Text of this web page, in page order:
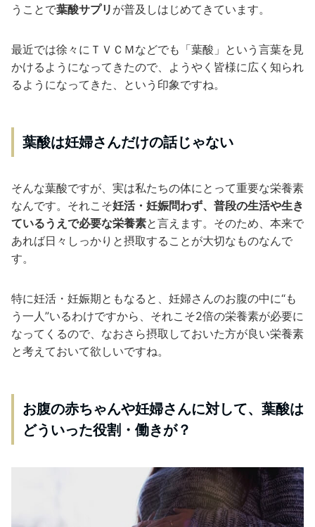
うことで葉酸サプリ が普及しはじめてきています。
最近では徐々にＴＶＣＭなどでも「葉酸」という言葉を見
かけるようになってきたので、ようやく皆様に広く知られ
るようになってきた、という印象ですね。
葉酸は妊婦さんだけの話じゃない
そんな葉酸ですが、実は私たちの体にとって重要な栄養素
なんです。それこそ妊活・妊娠問わず、普段の生活や生き
ているうえで必要な栄養素と言えます。そのため、本来で
あれば日々しっかりと摂取することが大切なものなんで
す。
特に妊活・妊娠期ともなると、妊婦さんのお腹の中に“も
う一人”いるわけですから、それこそ2倍の栄養素が必要に
なってくるので、なおさら摂取しておいた方が良い栄養素
と考えておいて欲しいですね。
お腹の赤ちゃんや妊婦さんに対して、葉酸は
どういった役割・働きが？